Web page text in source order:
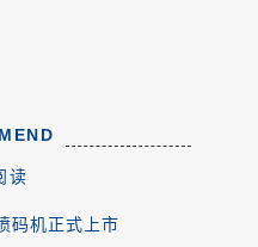
读
码机正式上市